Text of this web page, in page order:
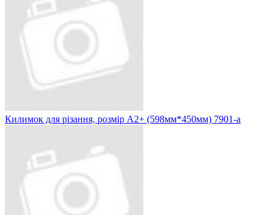
Килимок для різання, розмір А2+ (598мм*450мм) 7901-a